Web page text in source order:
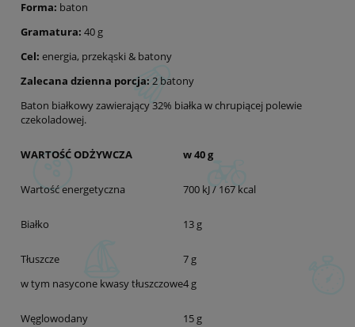
Forma: baton
Gramatura: 40 g
Cel: energia, przekąski & batony
Zalecana dzienna porcja: 2 batony
Baton białkowy zawierający 32% białka w chrupiącej polewie
czekoladowej.
WARTOŚĆ ODŻYWCZA w 40 g
Wartość energetyczna 700 kJ / 167 kcal
Białko 13 g
Tłuszcze
w tym nasycone kwasy tłuszczowe
7 g
4 g
Węglowodany
15 g